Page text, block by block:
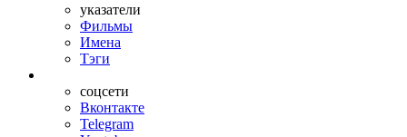
указатели
Фильмы
Имена
Тэги
соцсети
Вконтакте
Telegram